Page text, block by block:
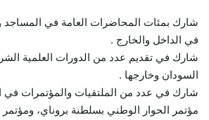
شارك بمئات المحاضرات العامة في المساجد
في الداخل والخارج .
شارك في تقديم عدد من الدورات العلمية
السودان وخارجها .
شارك في عدد من الملتقيات والمؤتمرات في
مؤتمر الحوار الوطني بسلطنة بروناي،